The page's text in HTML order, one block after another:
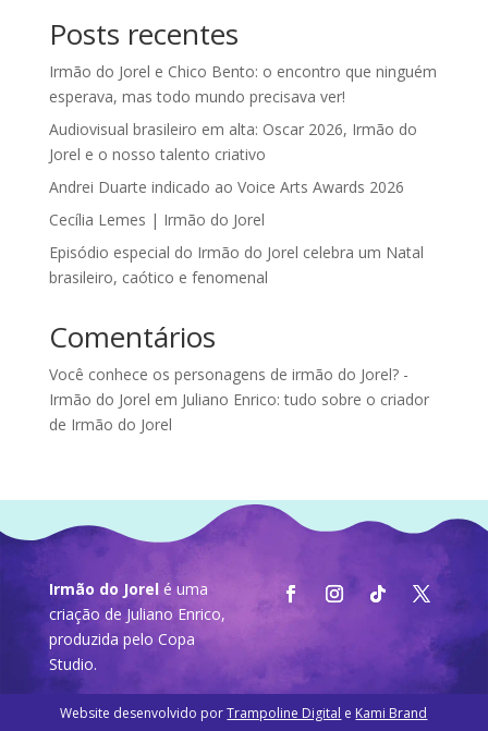
Posts recentes
Irmão do Jorel e Chico Bento: o encontro que ninguém
esperava, mas todo mundo precisava ver!
Audiovisual brasileiro em alta: Oscar 2026, Irmão do
Jorel e o nosso talento criativo
Andrei Duarte indicado ao Voice Arts Awards 2026
Cecília Lemes | Irmão do Jorel
Episódio especial do Irmão do Jorel celebra um Natal
brasileiro, caótico e fenomenal
Comentários
Você conhece os personagens de irmão do Jorel? -
Irmão do Jorel em Juliano Enrico: tudo sobre o criador
de Irmão do Jorel
Irmão do Jorelé uma
criação de Juliano Enrico,
produzida pelo Copa
Studio.
Website desenvolvido porTrampoline Digital e Kami Brand